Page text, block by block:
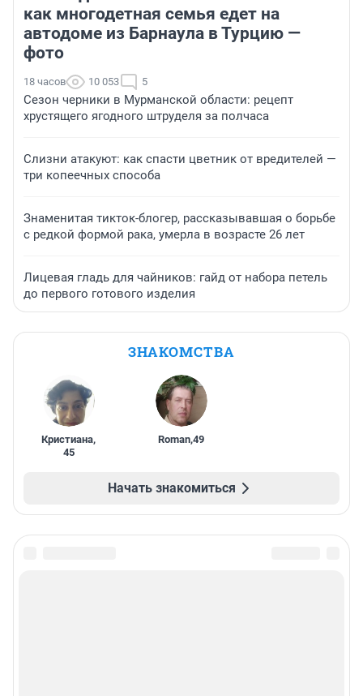
как многодетная семья едет на
автодоме из Барнаула в Турцию —
фото
18 часов 10 053 5
Сезон черники в Мурманской области: рецепт
хрустящего ягодного штруделя за полчаса
Слизни атакуют: как спасти цветник от вредителей —
три копеечных способа
Знаменитая тикток-блогер, рассказывавшая о борьбе
с редкой формой рака, умерла в возрасте 26 лет
Лицевая гладь для чайников: гайд от набора петель
до первого готового изделия
ЗНАКОМСТВА
Кристиана,
45
Roman,49
Начать знакомиться